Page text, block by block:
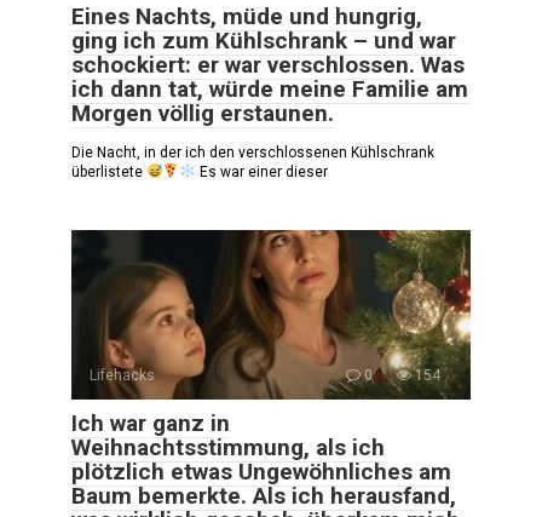
Eines Nachts, müde und hungrig,
ging ich zum Kühlschrank – und war
schockiert: er war verschlossen. Was
ich dann tat, würde meine Familie am
Morgen völlig erstaunen.
Die Nacht, in der ich den verschlossenen Kühlschrank
überlistete
Es war einer dieser
Lifehacks 0 154
Ich war ganz in
Weihnachtsstimmung, als ich
plötzlich etwas Ungewöhnliches am
Baum bemerkte. Als ich herausfand,